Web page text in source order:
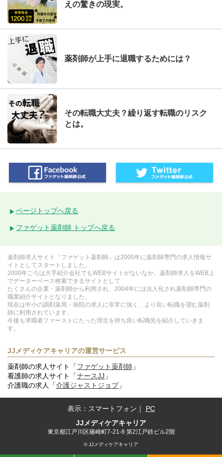
えの驚きの現実。
薬剤師が上手に退職するためには？
その転職大丈夫？繰り返す転職のリスク
とは。
ページトップへ戻る
ファゲット薬剤師 トップへ戻る
薬剤師求人サイト「ファゲット薬剤師」は2000年に薬剤師専門の求人情報サ
イトとしてスタートしました。
2000年ごろは大手紹介会社でもWEBサイトがないなか、薬剤師求人をWEB上
でデーターベース検索できるサイトとして
たくさんの企業・薬剤師から利用され、2004年には法人化され薬剤師専門の
職業紹介サイトとなりました。
現在は中小の調剤薬局・病院の求人に非常に強く、より良い転職を望む薬剤
師に利用されています。
今後も求職者ファーストにたった理念を持ち良い転職先を紹介していきま
す。
JJメディケアキャリアの運営サービス
薬剤師の求人サイト「ファゲット薬剤師 」
看護師の求人サイト「ナースJJ 」
介護職の求人「介護ジャストジョブ 」
表示： スマートフォン ｜ PC
JJメディケアキャリア
東京都江戸川区篠崎町7-21-8 第2江戸鉄ビル2階
© JJメディケアキャリア